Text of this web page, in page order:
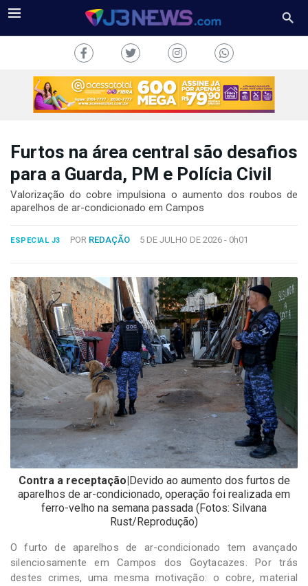
TV
CONOSCO
Copyright
2024
Desenvolvido
por
Hesea
Tecnologia
Sistemas
Furtos na área central são desafios
para a Guarda, PM e Polícia Civil
Valorização do cobre impulsiona o aumento dos roubos de
aparelhos de ar-condicionado em Campos
ESPECIAL J3 POR REDAÇÃO 5 DE JULHO DE 2026 - 0h01
Contra a receptação|Devido ao aumento dos furtos de
aparelhos de ar-condicionado, operação foi realizada em
ferro-velho na semana passada (Fotos: Silvana
Rust/Reprodução)
O furto de aparelhos de ar-condicionado tem avançado
silenciosamente em Campos dos Goytacazes. Por trás
destes crimes, uma mesma motivação: o cobre, material